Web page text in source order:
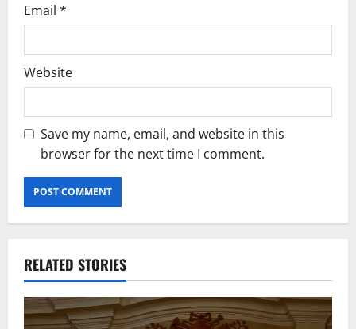
Email *
Website
Save my name, email, and website in this
browser for the next time I comment.
RELATED STORIES